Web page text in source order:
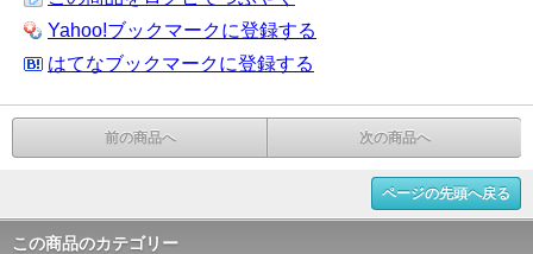
Yahoo!ブックマークに登録する
はてなブックマークに登録する
前の商品へ 次の商品へ
ページの先頭へ戻る
この商品のカテゴリー